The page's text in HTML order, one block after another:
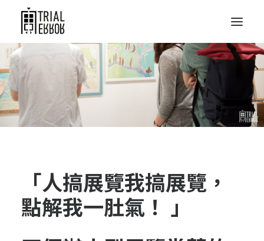
「人搞展覽我搞展覽，
點解我一肚氣！ 」